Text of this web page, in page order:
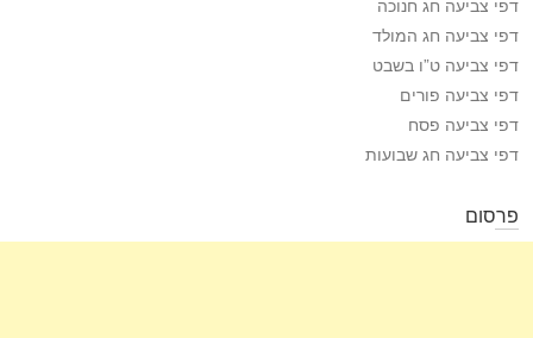
דפי צביעה חג המולד
דפי צביעה ט”ו בשבט
דפי צביעה פורים
דפי צביעה פסח
דפי צביעה חג שבועות
פרסום